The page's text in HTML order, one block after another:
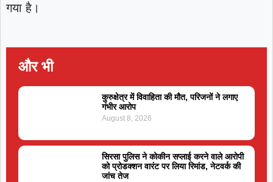
गया है।
और भी
कुरुक्षेत्र में विवाहिता की मौत, परिजनों ने लगाए
गंभीर आरोप
August 8, 2026
सिरसा पुलिस ने कोकीन सप्लाई करने वाले आरोपी
को प्रोडक्शन वारंट पर लिया रिमांड, नेटवर्क की
जांच तेज